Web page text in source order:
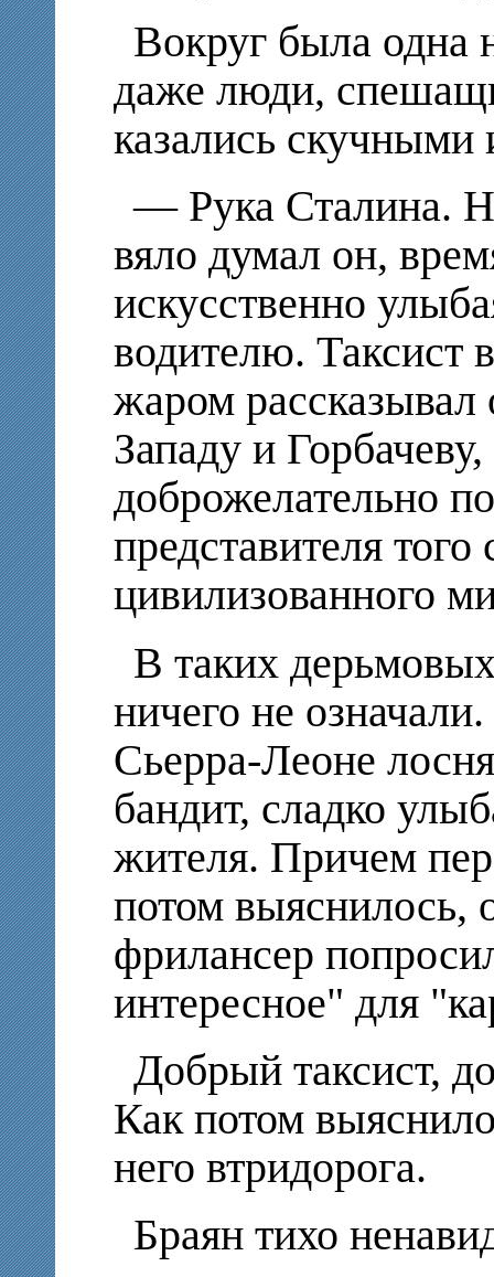
Вокруг была одна
даже люди,
казались
— Рука Сталина.
вяло думал он,
искусственно
водителю. Таксист
жаром рассказывал
Западу и
доброжелательно
представителя
цивилизованного
В таких
ничего не
Сьерра-Леоне
бандит, сладко
жителя. Причем
потом выяснилось,
фрилансер
интересное" для
Добрый таксист,
Как потом
него втридорога.
Браян тихо